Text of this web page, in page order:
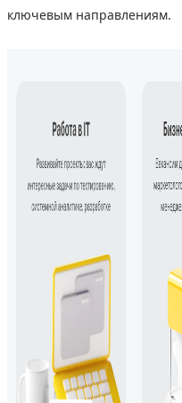
ключевым направлениям.